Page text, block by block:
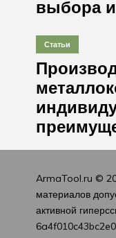
выбора
Статьи
ArmaTool.ru ©
материалов
активной